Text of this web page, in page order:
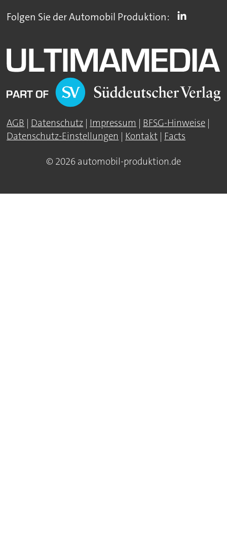
Folgen Sie der Automobil Produktion:
AGB | Datenschutz | Impressum | BFSG-Hinweise |
Datenschutz-Einstellungen | Kontakt | Facts
© 2026 automobil-produktion.de